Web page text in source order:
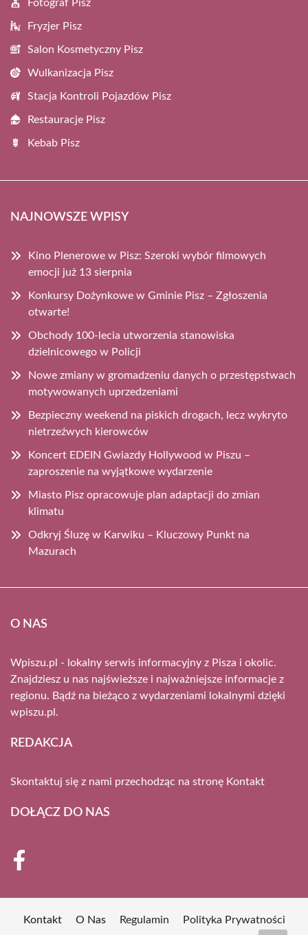
Fotograf Pisz
Fryzjer Pisz
Salon Kosmetyczny Pisz
Wulkanizacja Pisz
Stacja Kontroli Pojazdów Pisz
Restauracje Pisz
Kebab Pisz
NAJNOWSZE WPISY
Kino Plenerowe w Pisz: Szeroki wybór filmowych
emocji już 13 sierpnia
Konkursy Dożynkowe w Gminie Pisz – Zgłoszenia
otwarte!
Obchody 100-lecia utworzenia stanowiska
dzielnicowego w Policji
Nowe zmiany w gromadzeniu danych o przestępstwach
motywowanych uprzedzeniami
Bezpieczny weekend na piskich drogach, lecz wykryto
nietrzeźwych kierowców
Koncert EDEIN Gwiazdy Hollywood w Piszu –
zaproszenie na wyjątkowe wydarzenie
Miasto Pisz opracowuje plan adaptacji do zmian
klimatu
Odkryj Śluzę w Karwiku – Kluczowy Punkt na
Mazurach
O NAS
Wpiszu.pl - lokalny serwis informacyjny z Pisza i okolic.
Znajdziesz u nas najświeższe i najważniejsze informacje z
regionu. Bądź na bieżąco z wydarzeniami lokalnymi dzięki
wpiszu.pl.
REDAKCJA
Skontaktuj się z nami przechodząc na stronę Kontakt
DOŁĄCZ DO NAS
Kontakt O Nas Regulamin Polityka Prywatności